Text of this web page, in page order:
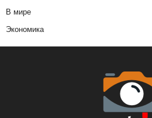
В мире
Экономика